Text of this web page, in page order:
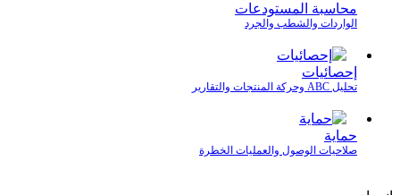
محاسبة المستودعات
الواردات والشطب والجرد
إحصائيات
تحليل ABC وحركة المنتجات والتقارير
حماية
صلاحيات الوصول والعمليات الخطرة